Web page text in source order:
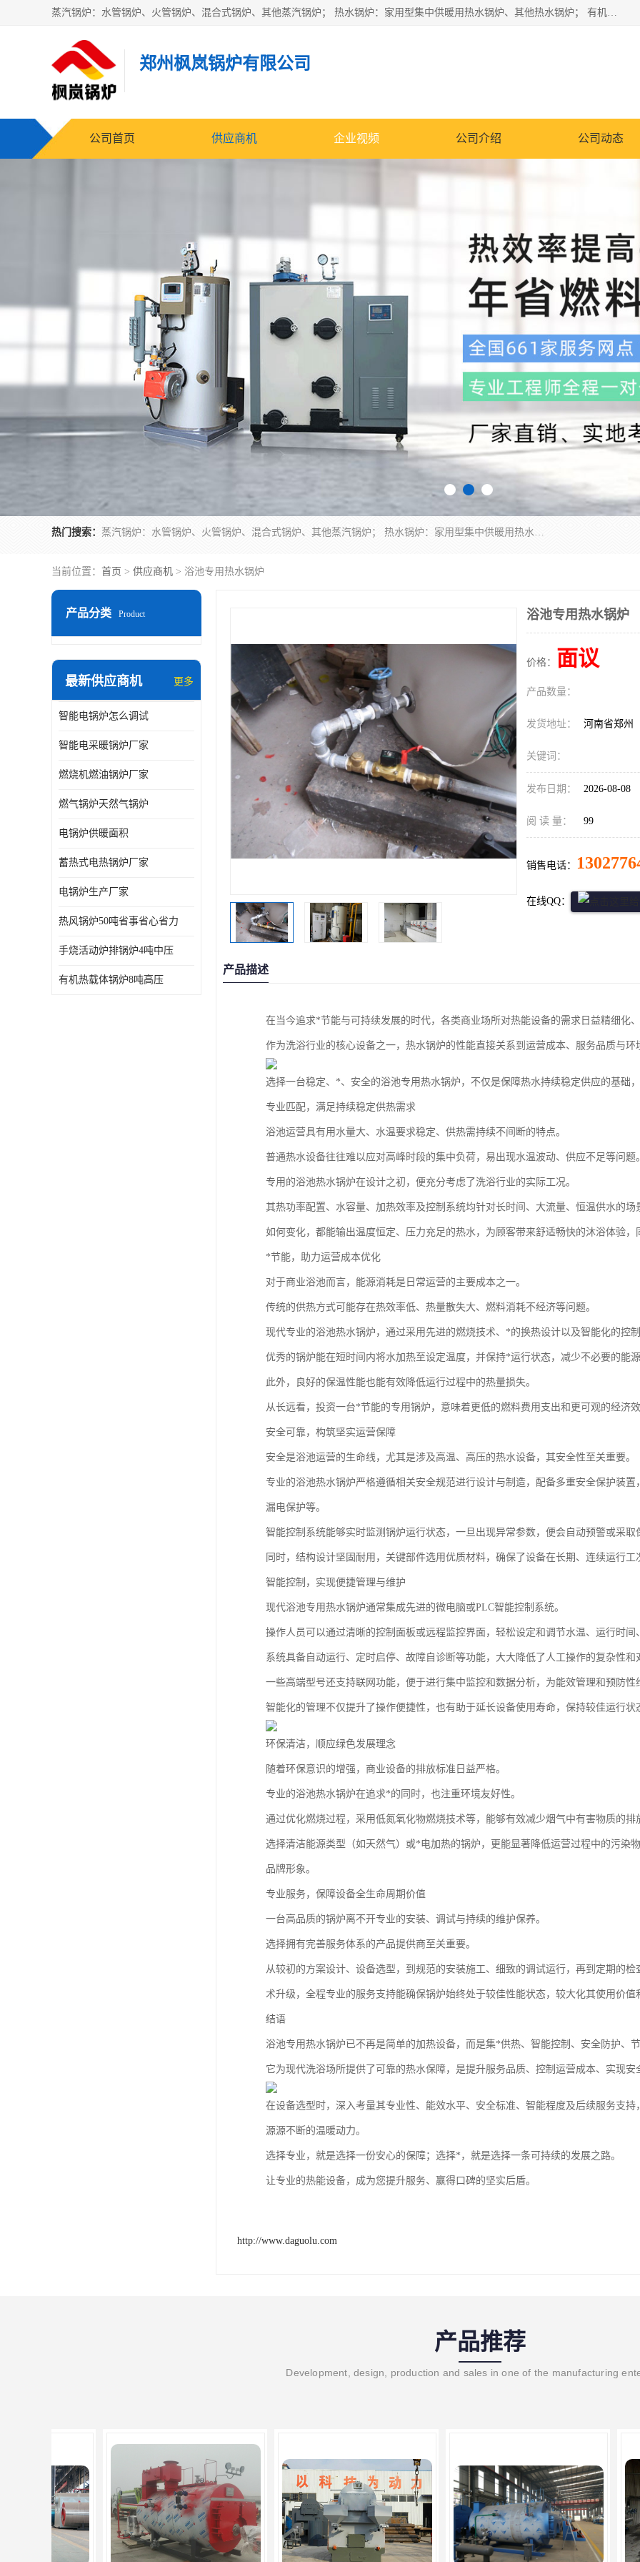
蒸汽锅炉：水管锅炉、火管锅炉、混合式锅炉、其他蒸汽锅炉； 热水锅炉：家用型集中供暖用热水锅炉、其他热水锅炉； 有机热载体锅炉； 船用蒸汽锅炉； （锅炉用辅助设备及装置）蒸汽冷凝器：表面冷凝器、混合式冷凝器、空冷式冷凝器、其他蒸汽冷凝器； 锅炉用辅助设备：节热器、蒸汽收集器、蓄能器、烟垢清除器、气体回收器、泥渣刮除器、空气预热器、其他锅炉用辅助设备；
郑州枫岚锅炉有限公司
公司首页 供应商机 企业视频 公司介绍 公司动态
热门搜索： 蒸汽锅炉：水管锅炉、火管锅炉、混合式锅炉、其他蒸汽锅炉； 热水锅炉：家用型集中供暖用热水锅炉、其他热水锅炉； 有机热载体锅炉； 船用蒸汽锅炉； （锅炉用辅助设备及装置）蒸汽冷凝器：表面冷凝器、混合式冷凝器、空冷式冷凝器、其他蒸汽冷凝器； 锅炉用辅助设备：节热器、蒸汽收集器、蓄能器、烟垢清除器、气体回收器、泥渣刮除器、空气预热器、其他锅炉用辅助设备；
当前位置： 首页 > 供应商机 > 浴池专用热水锅炉
产品分类 Product
最新供应商机 更多
智能电锅炉怎么调试
智能电采暖锅炉厂家
燃烧机燃油锅炉厂家
燃气锅炉天然气锅炉
电锅炉供暖面积
蓄热式电热锅炉厂家
电锅炉生产厂家
热风锅炉50吨省事省心省力
手烧活动炉排锅炉4吨中压
有机热载体锅炉8吨高压
浴池专用热水锅炉
价格： 面议
产品数量：
发货地址： 河南省郑州
关键词：
发布日期： 2026-08-08
阅 读 量： 99
销售电话：
在线QQ：
产品描述
在当今追求*节能与可持续发展的时代，各类商业场所对热能设备的需求日益精细化
作为洗浴行业的核心设备之一，热水锅炉的性能直接关系到运营成本、服务品质与环
选择一台稳定、*、安全的浴池专用热水锅炉，不仅是保障热水持续稳定供应的基础
专业匹配，满足持续稳定供热需求
浴池运营具有用水量大、水温要求稳定、供热需持续不间断的特点。
普通热水设备往往难以应对高峰时段的集中负荷，易出现水温波动、供应不足等问题
专用的浴池热水锅炉在设计之初，便充分考虑了洗浴行业的实际工况。
其热功率配置、水容量、加热效率及控制系统均针对长时间、大流量、恒温供水的
如何变化，都能输出温度恒定、压力充足的热水，为顾客带来舒适畅快的沐浴体验
*节能，助力运营成本优化
对于商业浴池而言，能源消耗是日常运营的主要成本之一。
传统的供热方式可能存在热效率低、热量散失大、燃料消耗不经济等问题。
现代专业的浴池热水锅炉，通过采用先进的燃烧技术、*的换热设计以及智能化的控
优秀的锅炉能在短时间内将水加热至设定温度，并保持*运行状态，减少不必要的能
此外，良好的保温性能也能有效降低运行过程中的热量损失。
从长远看，投资一台*节能的专用锅炉，意味着更低的燃料费用支出和更可观的经济
安全可靠，构筑坚实运营保障
安全是浴池运营的生命线，尤其是涉及高温、高压的热水设备，其安全性至关重要。
专业的浴池热水锅炉严格遵循相关安全规范进行设计与制造，配备多重安全保护装
漏电保护等。
智能控制系统能够实时监测锅炉运行状态，一旦出现异常参数，便会自动预警或采
同时，结构设计坚固耐用，关键部件选用优质材料，确保了设备在长期、连续运行
智能控制，实现便捷管理与维护
现代浴池专用热水锅炉通常集成先进的微电脑或PLC智能控制系统。
操作人员可以通过清晰的控制面板或远程监控界面，轻松设定和调节水温、运行时间
系统具备自动运行、定时启停、故障自诊断等功能，大大降低了人工操作的复杂性和
一些高端型号还支持联网功能，便于进行集中监控和数据分析，为能效管理和预防性
智能化的管理不仅提升了操作便捷性，也有助于延长设备使用寿命，保持较佳运行状
环保清洁，顺应绿色发展理念
随着环保意识的增强，商业设备的排放标准日益严格。
专业的浴池热水锅炉在追求*的同时，也注重环境友好性。
通过优化燃烧过程，采用低氮氧化物燃烧技术等，能够有效减少烟气中有害物质的
选择清洁能源类型（如天然气）或*电加热的锅炉，更能显著降低运营过程中的污染
品牌形象。
专业服务，保障设备全生命周期价值
一台高品质的锅炉离不开专业的安装、调试与持续的维护保养。
选择拥有完善服务体系的产品提供商至关重要。
从较初的方案设计、设备选型，到规范的安装施工、细致的调试运行，再到定期的
术升级，全程专业的服务支持能确保锅炉始终处于较佳性能状态，较大化其使用价
结语
浴池专用热水锅炉已不再是简单的加热设备，而是集*供热、智能控制、安全防护、
它为现代洗浴场所提供了可靠的热水保障，是提升服务品质、控制运营成本、实现
在设备选型时，深入考量其专业性、能效水平、安全标准、智能程度及后续服务支
源源不断的温暖动力。
选择专业，就是选择一份安心的保障；选择*，就是选择一条可持续的发展之路。
让专业的热能设备，成为您提升服务、赢得口碑的坚实后盾。
http://www.daguolu.com
产品推荐
Development, design, production and sales in one of the manufacturing